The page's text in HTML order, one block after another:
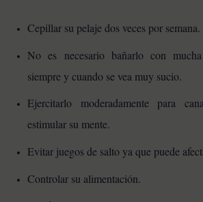
Cepillar su pelaje dos veces por semana.
No es necesario bañarlo con
siempre y cuando se vea muy sucio.
Ejercitarlo moderadamente para
estimular su mente.
Evitar juegos de salto ya que puede
Controlar su alimentación.